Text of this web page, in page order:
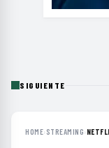
SIGUIENTE
HOME› STREAMING›